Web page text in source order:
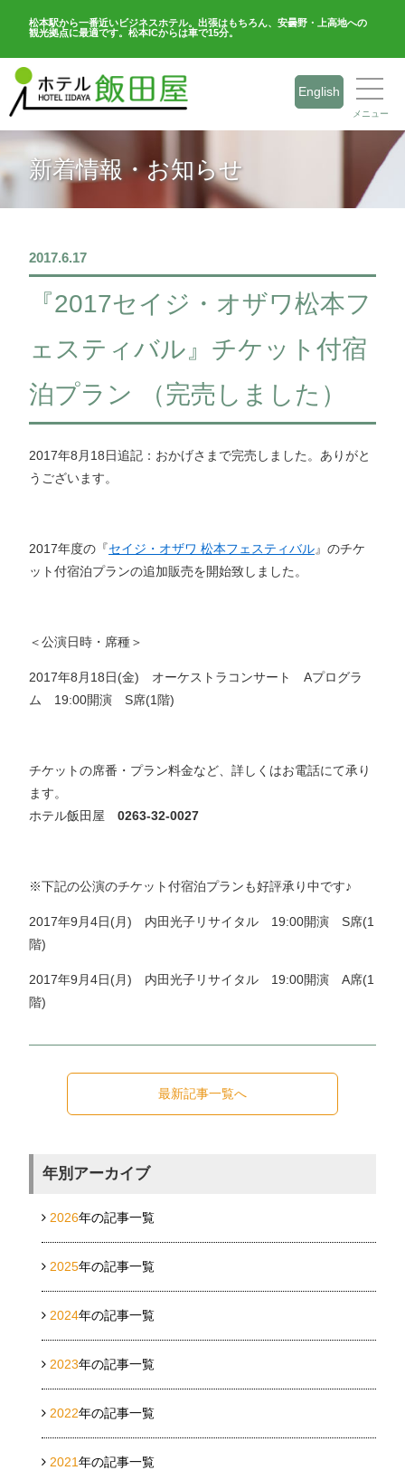
松本駅から一番近いビジネスホテル。出張はもちろん、安曇野・上高地への
観光拠点に最適です。松本ICからは車で15分。
English
メニュー
新着情報・お知らせ
2017.6.17
『2017セイジ・オザワ松本フ
ェスティバル』チケット付宿
泊プラン （完売しました）
2017年8月18日追記：おかげさまで完売しました。ありがと
うございます。
2017年度の『セイジ・オザワ 松本フェステ ィバル』のチケ
ット付宿泊プランの追加販売を開始致しました。
＜公演日時・席種＞
2017年8月18日(金) オーケストラコンサート Aプログラ
ム 19:00開演 S席(1階)
チケットの席番・プラン料金など、詳しくはお電話にて承り
ます。
ホテル飯田屋 0263-32-0027
※下記の公演のチケット付宿泊プランも好評承り中です♪
2017年9月4日(月) 内田光子リサイタル 19:00開演 S席(1
階)
2017年9月4日(月) 内田光子リサイタル 19:00開演 A席(1
階)
最新記事一覧へ
年別アーカイブ
2026年の記事一覧
2025年の記事一覧
2024年の記事一覧
2023年の記事一覧
2022年の記事一覧
2021年の記事一覧